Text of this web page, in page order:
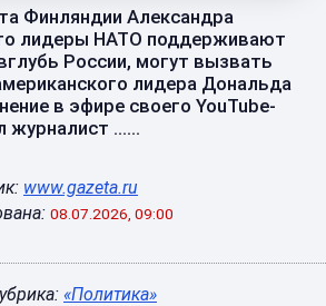
Финляндии Александра
лидеры НАТО поддерживают
России, могут вызвать
лидера Дональда
в эфире своего YouTube-
журналист ......
www.gazeta.ru
08.07.2026, 09:00
«Политика»